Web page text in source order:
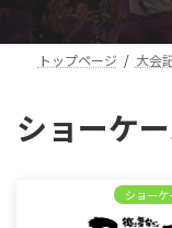
トップページ 大会
ショーケ
ショー